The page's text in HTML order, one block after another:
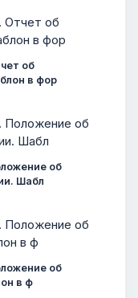
об
в фор
об
Шабл
об
в ф